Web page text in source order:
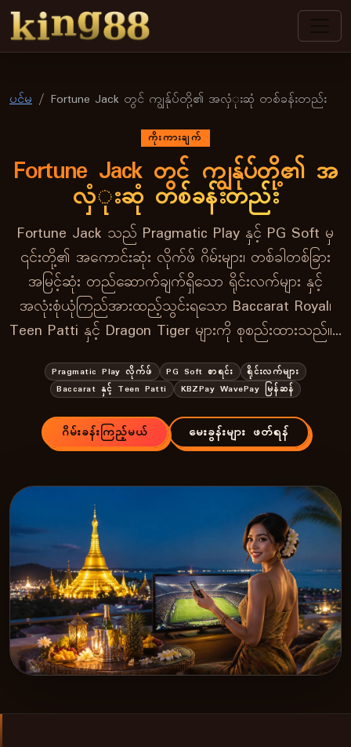
king88
ပင်မ Fortune Jack တွင် ကျွန်ုပ်တို့၏ အလှံုးဆုံ တစ်ခန်းတည်း
ကိုးကားချက်
Fortune Jack တွင် ကျွန်ုပ်တို့၏ အ
လှံုးဆုံ တစ်ခန်းတည်း
Fortune Jack သည် Pragmatic Play နှင့် PG Soft မှ
၎င်းတို့၏ အကောင်းဆုံး လိုက်ဖ် ဂိမ်းများ၊ တစ်ခါတစ်ခြား
အမြင့်ဆုံး တည်ဆောက်ချက်ရှိသော ရိုင်းလက်များ နှင့်
အလုံးစုံယုံကြည်အားထည့်သွင်းရသော Baccarat Royal၊
Teen Patti နှင့် Dragon Tiger များကို စုစည်းထားသည်။…
Pragmatic Play လိုက်ဖ် PG Soft စာရင်း
ရိုင်းလက်များ
Baccarat နှင့် Teen Patti
KBZPay WavePay မြန်ဆန်
ဂိမ်းခန်းကြည့်မယ် မေးခွန်းများ ဖတ်ရန်